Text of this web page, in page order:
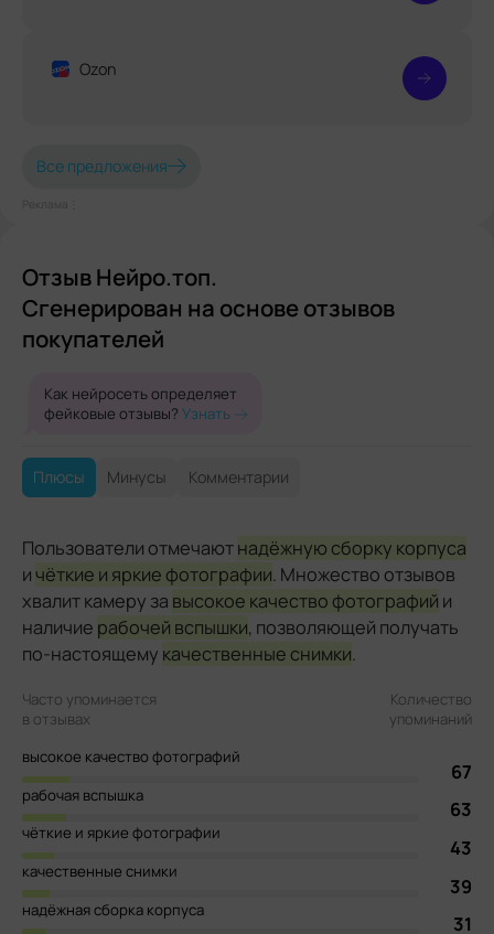
Ozon
Все предложения
Реклама⋮
Отзыв Нейро.топ.
Сгенерирован на основе отзывов
покупателей
Как нейросеть определяет
фейковые отзывы? Узнать
Плюсы Минусы Комментарии
Пользователи отмечаютнадёжную сборку корпуса
и чёткие и яркие фотографии. Множество отзывов
хвалит камеру за высокое качество фотографий и
наличие рабочей вспышки, позволяющей получать
по-настоящему качественные снимки.
Часто упоминается
в отзывах
Количество
упоминаний
высокое качество фотографий
67
рабочая вспышка
63
чёткие и яркие фотографии
43
качественные снимки
39
надёжная сборка корпуса
31